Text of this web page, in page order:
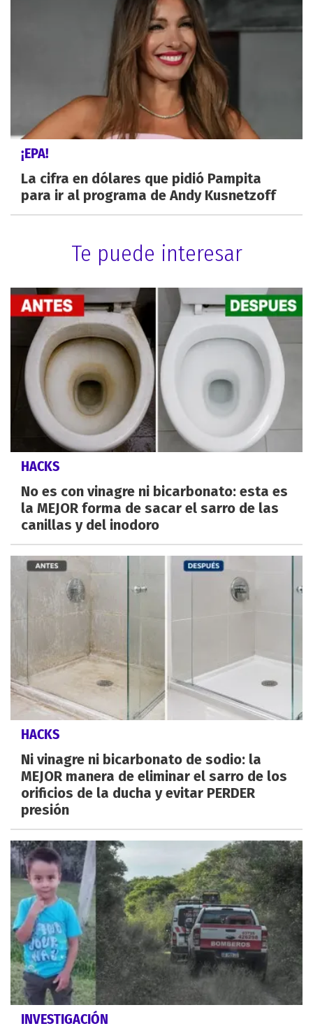
¡EPA!
La cifra en dólares que pidió Pampita
para ir al programa de Andy Kusnetzoff
Te puede interesar
HACKS
No es con vinagre ni bicarbonato: esta es
la MEJOR forma de sacar el sarro de las
canillas y del inodoro
HACKS
Ni vinagre ni bicarbonato de sodio: la
MEJOR manera de eliminar el sarro de los
orificios de la ducha y evitar PERDER
presión
INVESTIGACIÓN